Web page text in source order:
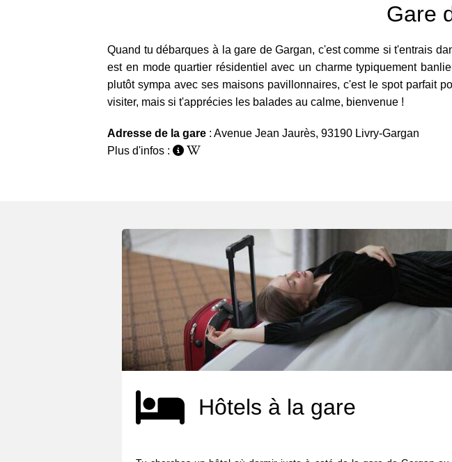
Gare
Quand tu débarques à la gare de Gargan, c'est comme si t'entrais
est en mode quartier résidentiel avec un charme typiquement
plutôt sympa avec ses maisons pavillonnaires, c'est le spot parfait
visiter, mais si t'apprécies les balades au calme, bienvenue !
Adresse de la gare : Avenue Jean Jaurès, 93190 Livry-Gargan
Plus d'infos :
Hôtels à la gare